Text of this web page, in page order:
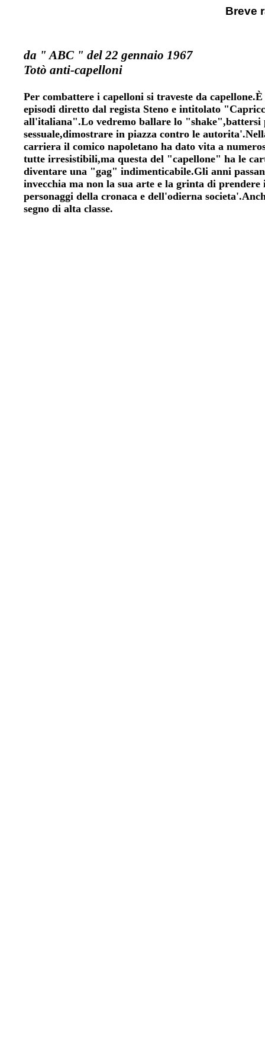
Breve
da " ABC " del 22 gennaio 1967
Totò anti-capelloni
Per combattere i capelloni si traveste da
episodi diretto dal regista Steno e intitolato
all'italiana".Lo vedremo ballare lo "shake",battersi
sessuale,dimostrare in piazza contro le
carriera il comico napoletano ha dato vita a
tutte irresistibili,ma questa del "capellone" ha le
diventare una "gag" indimenticabile.Gli anni
invecchia ma non la sua arte e la grinta di
personaggi della cronaca e dell'odierna
segno di alta classe.